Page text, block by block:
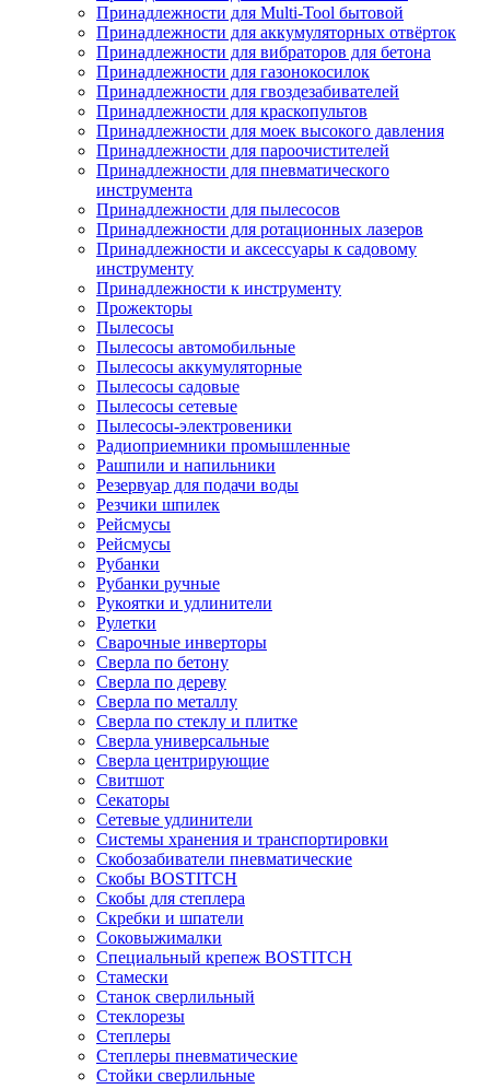
Принадлежности для Multi-Tool бытовой
Принадлежности для аккумуляторных отвёрток
Принадлежности для вибраторов для бетона
Принадлежности для газонокосилок
Принадлежности для гвоздезабивателей
Принадлежности для краскопультов
Принадлежности для моек высокого давления
Принадлежности для пароочистителей
Принадлежности для пневматического
инструмента
Принадлежности для пылесосов
Принадлежности для ротационных лазеров
Принадлежности и аксессуары к садовому
инструменту
Принадлежности к инструменту
Прожекторы
Пылесосы
Пылесосы автомобильные
Пылесосы аккумуляторные
Пылесосы садовые
Пылесосы сетевые
Пылесосы-электровеники
Радиоприемники промышленные
Рашпили и напильники
Резервуар для подачи воды
Резчики шпилек
Рейсмусы
Рейсмусы
Рубанки
Рубанки ручные
Рукоятки и удлинители
Рулетки
Сварочные инверторы
Сверла по бетону
Сверла по дереву
Сверла по металлу
Сверла по стеклу и плитке
Сверла универсальные
Сверла центрирующие
Свитшот
Секаторы
Сетевые удлинители
Системы хранения и транспортировки
Скобозабиватели пневматические
Скобы BOSTITCH
Скобы для степлера
Скребки и шпатели
Соковыжималки
Специальный крепеж BOSTITCH
Стамески
Станок сверлильный
Стеклорезы
Степлеры
Степлеры пневматические
Стойки сверлильные